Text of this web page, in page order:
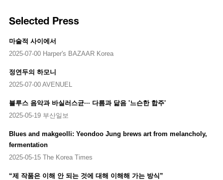
Museum of Art, West Palm Beach, Florida (2017); Art Sonje Center,
Vitry-sur-Seine (2015); Art Tower Mito (2014); PLATEAU, Samsung
Museum of Art, Seoul (2014); K11 Art space, Shanghai (2013); and
participated in Gangneung International Art Festival (GIAF) in 2025,
the 30th Anniversary Exhibition of the Korean Pavilion at Venice
Biennale in 2016, among others. His work is represented in numerous
Contemporary Art, Korea; Leeum Museum of Art, Seoul; Museum of
Contemporary Art Tokyo; Museum of Modern Art, New York; Seattle
Art Museum; and MAC VAL, Vitry-sur-Seine, among other venues.
Selected Press
마술적 사이에서
2025-07-00 Harper's BAZAAR Korea
정연두의 하모니
2025-07-00 AVENUEL
블루스 음악과 바실러스균··· 다름과 닮음 '느슨한 합주'
2025-05-19 부산일보
Blues and makgeolli: Yeondoo Jung brews art from melancholy,
fermentation
2025-05-15 The Korea Times
“제 작품은 이해 안 되는 것에 대해 이해해 가는 방식”